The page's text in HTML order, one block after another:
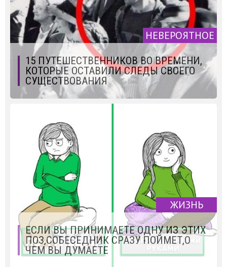
НЕВЕРОЯТНОЕ
15 ПУТЕШЕСТВЕННИКОВ ВО ВРЕМЕНИ,
КОТОРЫЕ ОСТАВИЛИ СЛЕДЫ СВОЕГО
СУЩЕСТВОВАНИЯ
ЖИЗНЬ
ЕСЛИ ВЫ ПРИНИМАЕТЕ ОДНУ ИЗ ЭТИХ
ПОЗ,СОБЕСЕДНИК СРАЗУ ПОЙМЕТ,О
ЧЕМ ВЫ ДУМАЕТЕ